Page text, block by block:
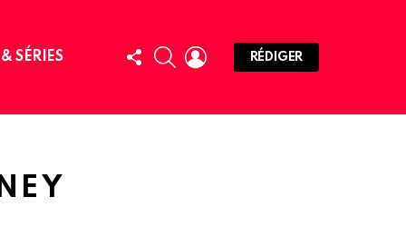
SÉRIES
FOLLOW
US
SEARCHLOGIN
RÉDIGER